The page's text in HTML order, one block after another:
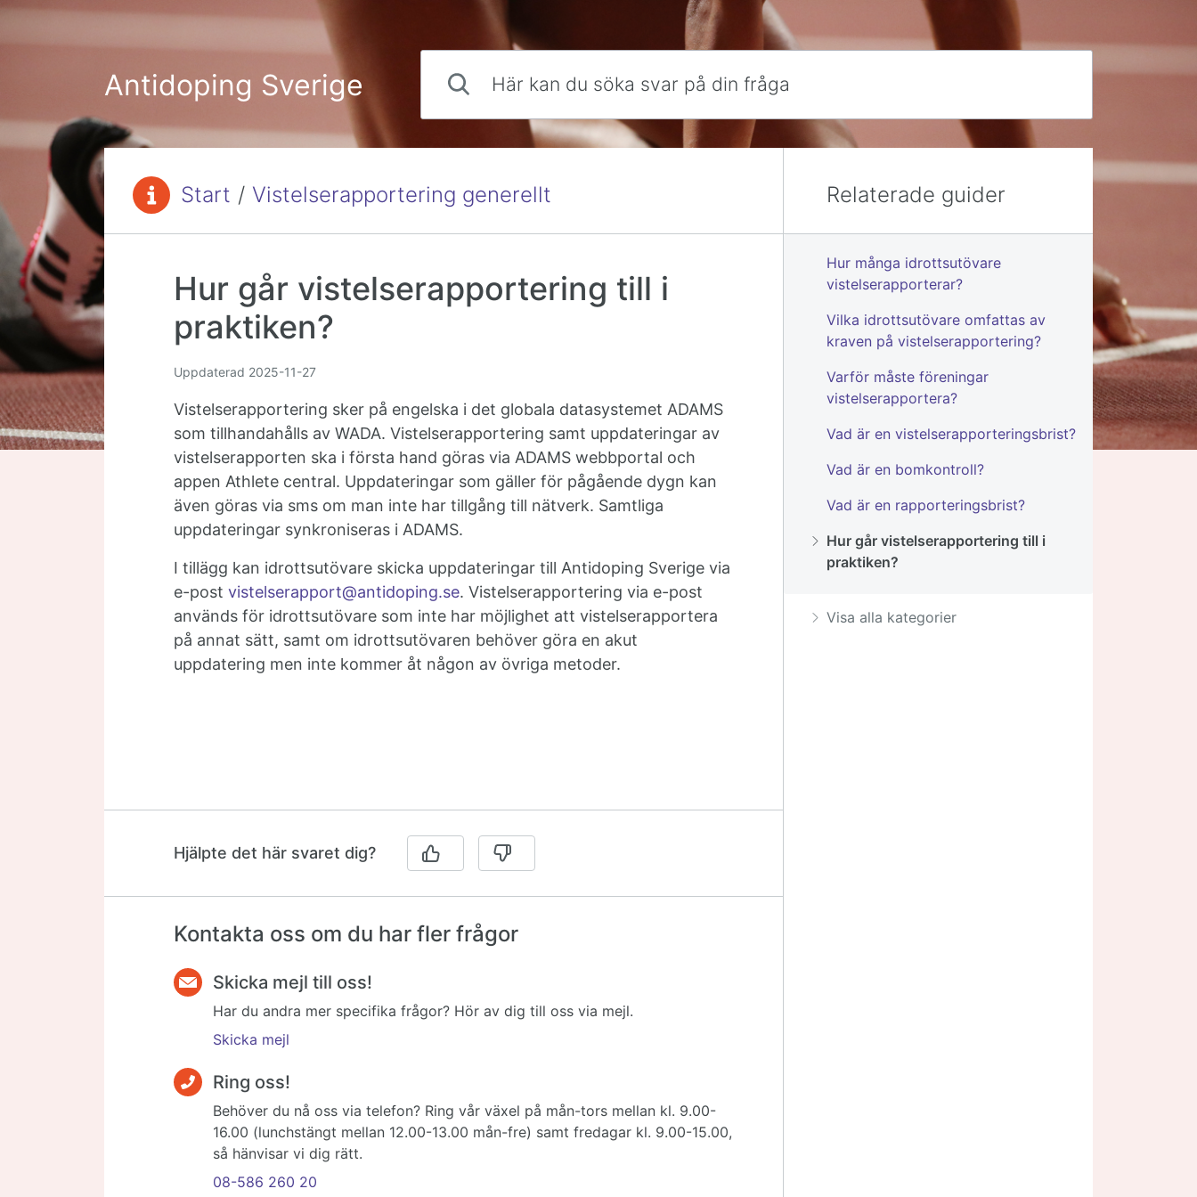
Hoppa till innehåll
Antidoping Sverige
Du är här:Start / Vistelserapportering generellt
Hur går vistelserapportering till i
praktiken?
Uppdaterad 2025-11-27
Vistelserapportering sker på engelska i det globala datasystemet ADAMS
som tillhandahålls av WADA. Vistelserapportering samt uppdateringar av
vistelserapporten ska i första hand göras via ADAMS webbportal och
appen Athlete central. Uppdateringar som gäller för pågående dygn kan
även göras via sms om man inte har tillgång till nätverk. Samtliga
uppdateringar synkroniseras i ADAMS.
I tillägg kan idrottsutövare skicka uppdateringar till Antidoping Sverige via
e-post vistelserapport@antidoping.se. Vistelserapportering via e-post
används för idrottsutövare som inte har möjlighet att vistelserapportera
på annat sätt, samt om idrottsutövaren behöver göra en akut
uppdatering men inte kommer åt någon av övriga metoder.
Hjälpte det här svaret dig?
Kontakta oss om du har fler frågor
Skicka mejl till oss!
Har du andra mer specifika frågor? Hör av dig till oss via mejl.
Skicka mejl
Ring oss!
Behöver du nå oss via telefon? Ring vår växel på mån-tors mellan kl. 9.00-
16.00 (lunchstängt mellan 12.00-13.00 mån-fre) samt fredagar kl. 9.00-15.00,
så hänvisar vi dig rätt.
08-586 260 20
Relaterade guider
Hur många idrottsutövare
vistelserapporterar?
Vilka idrottsutövare omfattas av
kraven på vistelserapportering?
Varför måste föreningar
vistelserapportera?
Vad är en vistelserapporteringsbrist?
Vad är en bomkontroll?
Vad är en rapporteringsbrist?
Hur går vistelserapportering till i
praktiken?
Visa alla kategorier